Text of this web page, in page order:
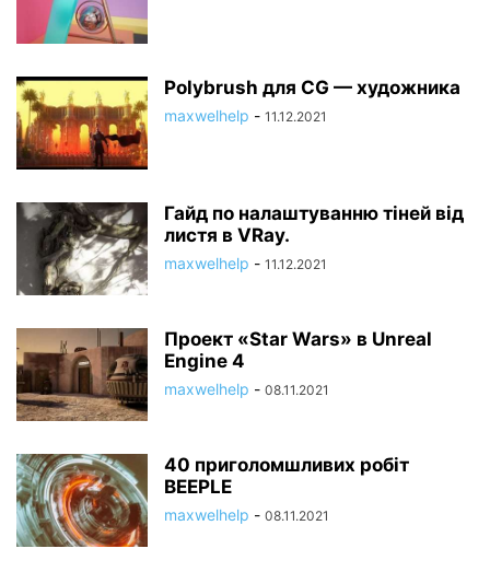
Polybrush для CG — художника
maxwelhelp - 11.12.2021
Гайд по налаштуванню тіней від
листя в VRay.
maxwelhelp - 11.12.2021
Проект «Star Wars» в Unreal
Engine 4
maxwelhelp - 08.11.2021
40 приголомшливих робіт
BEEPLE
maxwelhelp - 08.11.2021